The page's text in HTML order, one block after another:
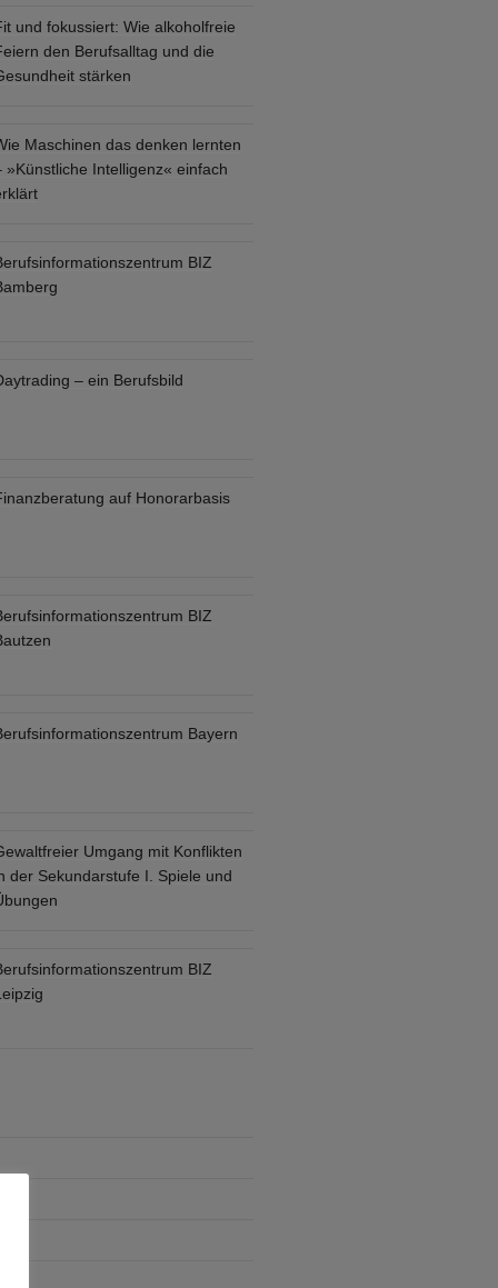
und fokussiert: Wie alkoholfreie
den Berufsalltag und die
stärken
Maschinen das denken lernten
»Künstliche Intelligenz« einfach
BIZ
– ein Berufsbild
auf Honorarbasis
BIZ
Bayern
Umgang mit Konflikten
der Sekundarstufe I. Spiele und
BIZ